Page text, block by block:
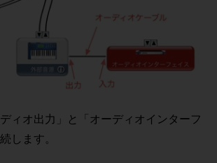
ィオ出力」と「オーディオインターフ
します。